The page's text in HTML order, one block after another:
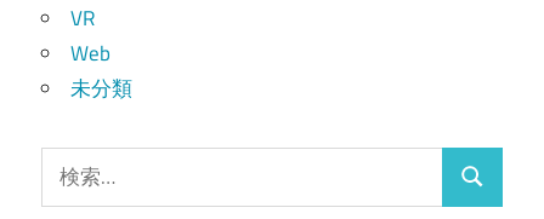
VR
Web
未分類
索:
検